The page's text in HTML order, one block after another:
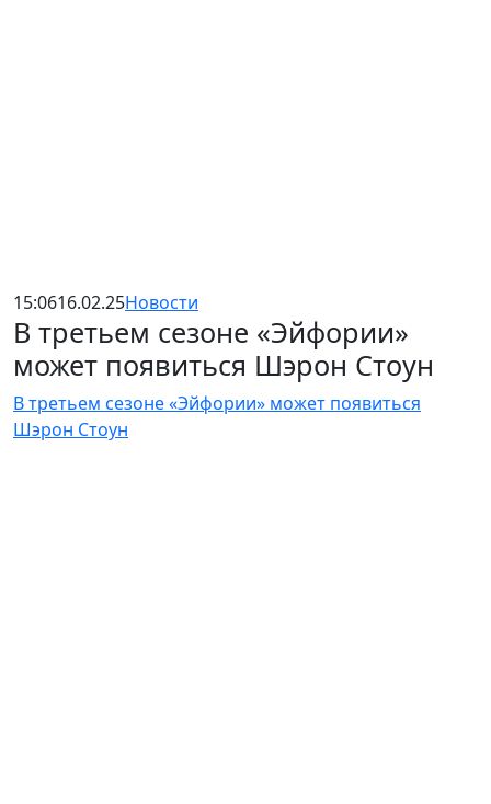
15:0616.02.25Новости
В третьем сезоне «Эйфории»
может появиться Шэрон Стоун
В третьем сезоне «Эйфории» может появиться
Шэрон Стоун